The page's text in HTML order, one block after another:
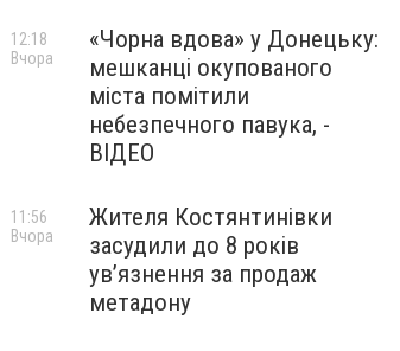
«Чорна вдова» у Донецьку:
мешканці окупованого
міста помітили
небезпечного павука, -
ВІДЕО
12:18
Вчора
Жителя Костянтинівки
засудили до 8 років
ув’язнення за продаж
метадону
11:56
Вчора